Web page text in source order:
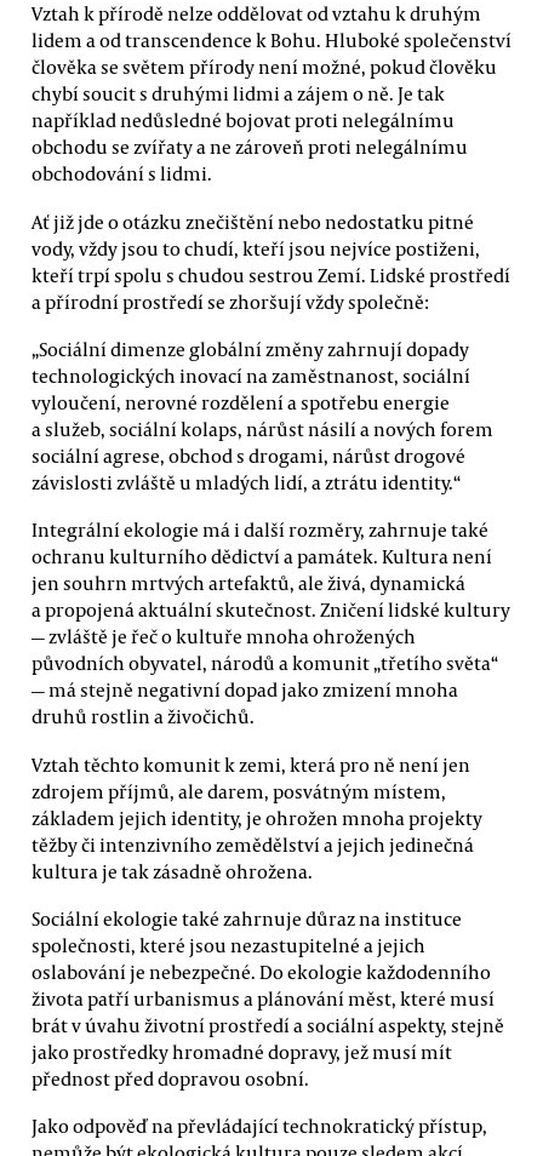
Vztah k přírodě nelze oddělovat od vztahu k druhým
lidem a od transcendence k Bohu. Hluboké společenství
člověka se světem přírody není možné, pokud člověku
chybí soucit s druhými lidmi a zájem o ně. Je tak
například nedůsledné bojovat proti nelegálnímu
obchodu se zvířaty a ne zároveň proti nelegálnímu
obchodování s lidmi.
Ať již jde o otázku znečištění nebo nedostatku pitné
vody, vždy jsou to chudí, kteří jsou nejvíce postiženi,
kteří trpí spolu s chudou sestrou Zemí. Lidské prostředí
a přírodní prostředí se zhoršují vždy společně:
„Sociální dimenze globální změny zahrnují dopady
technologických inovací na zaměstnanost, sociální
vyloučení, nerovné rozdělení a spotřebu energie
a služeb, sociální kolaps, nárůst násilí a nových forem
sociální agrese, obchod s drogami, nárůst drogové
závislosti zvláště u mladých lidí, a ztrátu identity.“
Integrální ekologie má i další rozměry, zahrnuje také
ochranu kulturního dědictví a památek. Kultura není
jen souhrn mrtvých artefaktů, ale živá, dynamická
a propojená aktuální skutečnost. Zničení lidské kultury
— zvláště je řeč o kultuře mnoha ohrožených
původních obyvatel, národů a komunit „třetího světa“
— má stejně negativní dopad jako zmizení mnoha
druhů rostlin a živočichů.
Vztah těchto komunit k zemi, která pro ně není jen
zdrojem příjmů, ale darem, posvátným místem,
základem jejich identity, je ohrožen mnoha projekty
těžby či intenzivního zemědělství a jejich jedinečná
kultura je tak zásadně ohrožena.
Sociální ekologie také zahrnuje důraz na instituce
společnosti, které jsou nezastupitelné a jejich
oslabování je nebezpečné. Do ekologie každodenního
života patří urbanismus a plánování měst, které musí
brát v úvahu životní prostředí a sociální aspekty, stejně
jako prostředky hromadné dopravy, jež musí mít
přednost před dopravou osobní.
Jako odpověď na převládající technokratický přístup,